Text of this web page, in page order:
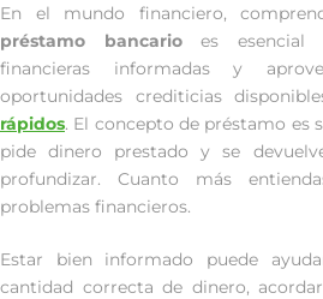
En el mundo financiero,
préstamo bancarioes esencial
financieras informadas y
oportunidades crediticias
rápidos. El concepto de préstamo es
pide dinero prestado y se
profundizar. Cuanto más
problemas financieros.
Estar bien informado puede
cantidad correcta de dinero,